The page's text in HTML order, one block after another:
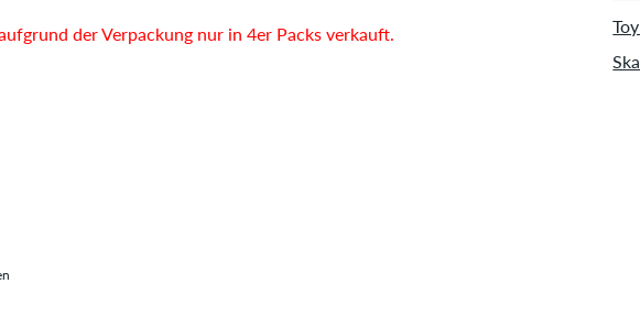
der Verpackung nur in 4er Packs verkauft.